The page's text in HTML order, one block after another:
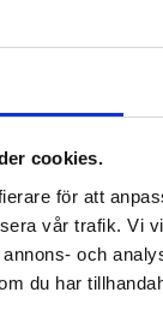
cookies.
för att
vår trafik. Vi
och
du har
och
och...